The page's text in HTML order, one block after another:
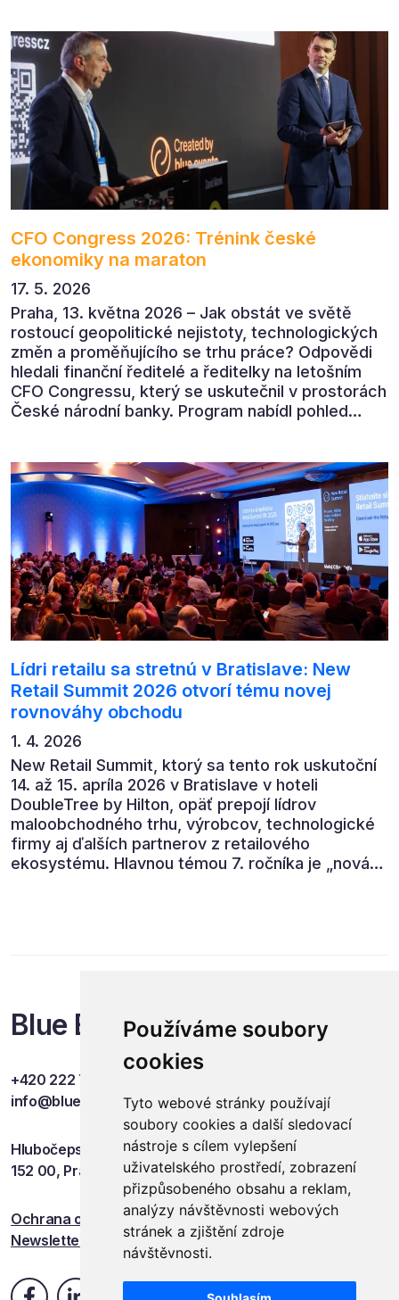
Používáme soubory
cookies
Tyto webové stránky používají
soubory cookies a další sledovací
nástroje s cílem vylepšení
uživatelského prostředí, zobrazení
přizpůsobeného obsahu a reklam,
analýzy návštěvnosti webových
stránek a zjištění zdroje
návštěvnosti.
CFO Congress 2026: Trénink české
ekonomiky na maraton
17. 5. 2026
Praha, 13. května 2026 – Jak obstát ve světě
rostoucí geopolitické nejistoty, technologických
změn a proměňujícího se trhu práce? Odpovědi
hledali finanční ředitelé a ředitelky na letošním
CFO Congressu, který se uskutečnil v prostorách
České národní banky. Program nabídl pohled
automatizaci, leadership i budoucnost role CFO.
Lídri retailu sa stretnú v Bratislave: New
Retail Summit 2026 otvorí tému novej
rovnováhy obchodu
1. 4. 2026
New Retail Summit, ktorý sa tento rok uskutoční
14. až 15. apríla 2026 v Bratislave v hoteli
DoubleTree by Hilton, opäť prepojí lídrov
maloobchodného trhu, výrobcov, technologické
firmy aj ďalších partnerov z retailového
ekosystému. Hlavnou témou 7. ročníka je „nová
Blue Events
+420 222 749 841
info@blueevents.eu
Hlubočepská 701/38c
152 00, Praha 5
Ochrana osobních údajů
Newsletter